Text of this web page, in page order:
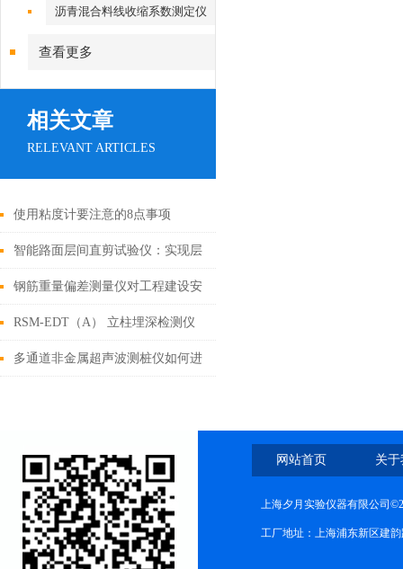
沥青混合料线收缩系数测定仪
查看更多
相关文章
RELEVANT ARTICLES
使用粘度计要注意的8点事项
智能路面层间直剪试验仪：实现层
间摩擦特性快速精准测试
钢筋重量偏差测量仪对工程建设安
全的影响
RSM-EDT（A） 立柱埋深检测仪
技术参数
多通道非金属超声波测桩仪如何进
网站首页 关
上海夕月实验仪器有限公司
工厂地址：上海浦东新区建韵